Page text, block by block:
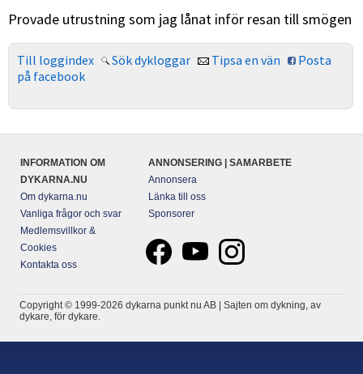
Provade utrustning som jag lånat inför resan till smögen
Till loggindex Sök dykloggar Tipsa en vän
Posta
på facebook
INFORMATION OM
DYKARNA.NU
Om dykarna.nu
Vanliga frågor och svar
Medlemsvillkor &
Cookies
Kontakta oss
ANNONSERING | SAMARBETE
Annonsera
Länka till oss
Sponsorer
Copyright © 1999-2026 dykarna punkt nu AB | Sajten om dykning, av
dykare, för dykare.